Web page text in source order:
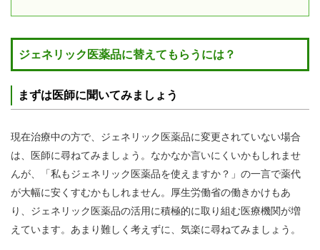
ジェネリック医薬品に替えてもらうには？
まずは医師に聞いてみましょう
現在治療中の方で、ジェネリック医薬品に変更されていない場合
は、医師に尋ねてみましょう。なかなか言いにくいかもしれませ
んが、「私もジェネリック医薬品を使えますか？」の一言で薬代
が大幅に安くすむかもしれません。厚生労働省の働きかけもあ
り、ジェネリック医薬品の活用に積極的に取り組む医療機関が増
えています。あまり難しく考えずに、気楽に尋ねてみましょう。